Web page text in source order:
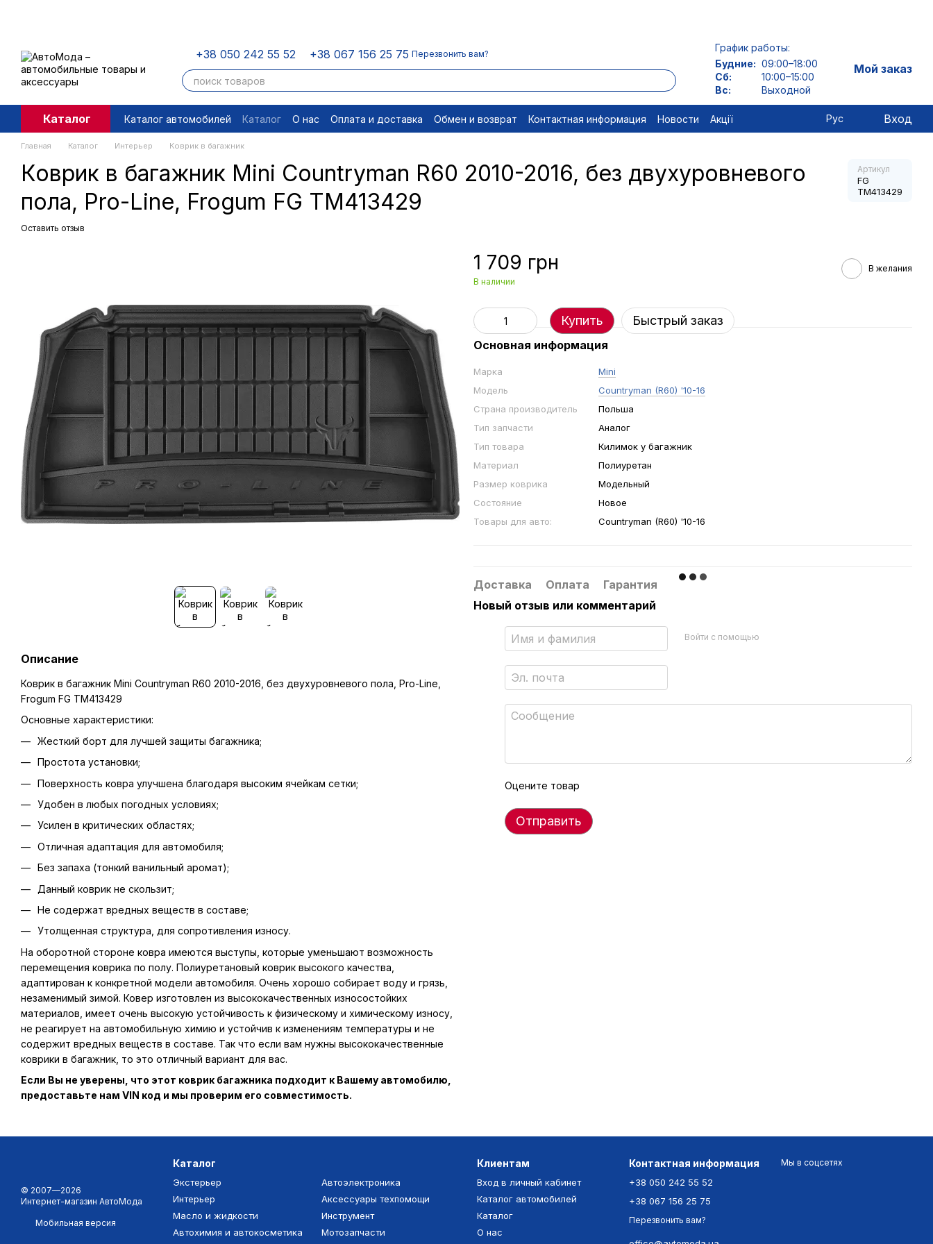
+38 050 242 55 52 +38 067 156 25 75 Перезвонить вам?
График работы:
Будние: 09:00–18:00
Сб:
10:00–15:00
Вс:
Выходной
Мой заказ
Каталог Каталог автомобилей Каталог О нас Оплата и доставка Обмен и возврат Контактная информация Новости
Акції
Пользовательское соглашение
Правовые документы Отписаться
Рус Вход
Главная Каталог Интерьер Коврик в багажник
Коврик в багажник Mini Countryman R60 2010-2016, без двухуровневого
пола, Pro-Line, Frogum FG TM413429
Артикул
FG
TM413429
Оставить отзыв
Описание
Коврик в багажник Mini Countryman R60 2010-2016, без двухуровневого пола, Pro-Line,
Frogum FG TM413429
Основные характеристики:
Жесткий борт для лучшей защиты багажника;
Простота установки;
Поверхность ковра улучшена благодаря высоким ячейкам сетки;
Удобен в любых погодных условиях;
Усилен в критических областях;
Отличная адаптация для автомобиля;
Без запаха (тонкий ванильный аромат);
Данный коврик не скользит;
Не содержат вредных веществ в составе;
Утолщенная структура, для сопротивления износу.
На оборотной стороне ковра имеются выступы, которые уменьшают возможность
перемещения коврика по полу. Полиуретановый коврик высокого качества,
адаптирован к конкретной модели автомобиля. Очень хорошо собирает воду и грязь,
незаменимый зимой. Ковер изготовлен из высококачественных износостойких
материалов, имеет очень высокую устойчивость к физическому и химическому износу,
не реагирует на автомобильную химию и устойчив к изменениям температуры и не
содержит вредных веществ в составе. Так что если вам нужны высококачественные
коврики в багажник, то это отличный вариант для вас.
Если Вы не уверены, что этот коврик багажника подходит к Вашему автомобилю,
предоставьте нам VIN код и мы проверим его совместимость.
1 709 грн
В наличии
В желания
Купить Быстрый заказ
Основная информация
Марка
Mini
Модель
Countryman (R60) '10-16
Страна производитель
Польша
Тип запчасти
Аналог
Тип товара
Килимок у багажник
Материал
Полиуретан
Размер коврика
Модельный
Состояние
Новое
Товары для авто:
Countryman (R60) '10-16
Доставка Оплата
Гарантия
Новый отзыв или комментарий
Войти с помощью
Оцените товар
Отправить
© 2007—2026
Интернет-магазин АвтоМода
Мобильная версия
Каталог
Экстерьер
Интерьер
Масло и жидкости
Автохимия и автокосметика
Автоэлектроника
Аксессуары техпомощи
Инструмент
Мотозапчасти
Клиентам
Вход в личный кабинет
Каталог автомобилей
Каталог
О нас
Контактная информация
+38 050 242 55 52
+38 067 156 25 75
Перезвонить вам?
Мы в соцсетях